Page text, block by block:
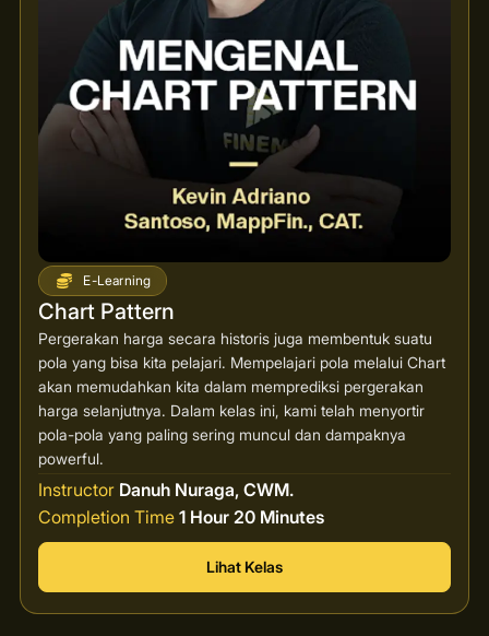
E-Learning
Chart Pattern
Pergerakan harga secara historis juga membentuk suatu
pola yang bisa kita pelajari. Mempelajari pola melalui Chart
akan memudahkan kita dalam memprediksi pergerakan
harga selanjutnya. Dalam kelas ini, kami telah menyortir
pola-pola yang paling sering muncul dan dampaknya
powerful.
Instructor Danuh Nuraga, CWM.
Completion Time 1 Hour 20 Minutes
Lihat Kelas